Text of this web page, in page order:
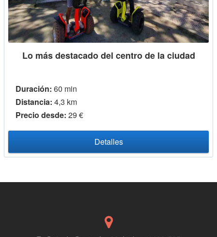
Lo más destacado del centro de la ciudad
Duración: 60 min
Distancia: 4,3 km
Precio desde: 29 €
Detalles